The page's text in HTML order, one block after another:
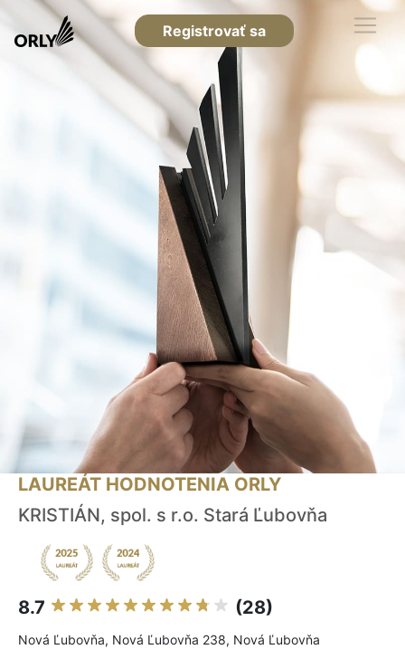
Registrovať sa
LAUREÁT HODNOTENIA ORLY
KRISTIÁN, spol. s r.o. Stará Ľubovňa
8.7 (28)
Nová Ľubovňa, Nová Ľubovňa 238, Nová Ľubovňa